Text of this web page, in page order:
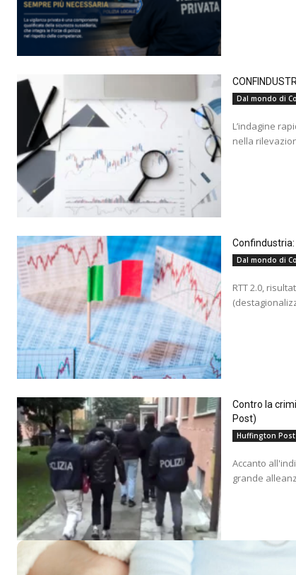
Dal mondo di
L’indagine
nella
Dal mondo di
RTT 2.0,
Contro la
Post)
Huffington Post
Accanto
grande